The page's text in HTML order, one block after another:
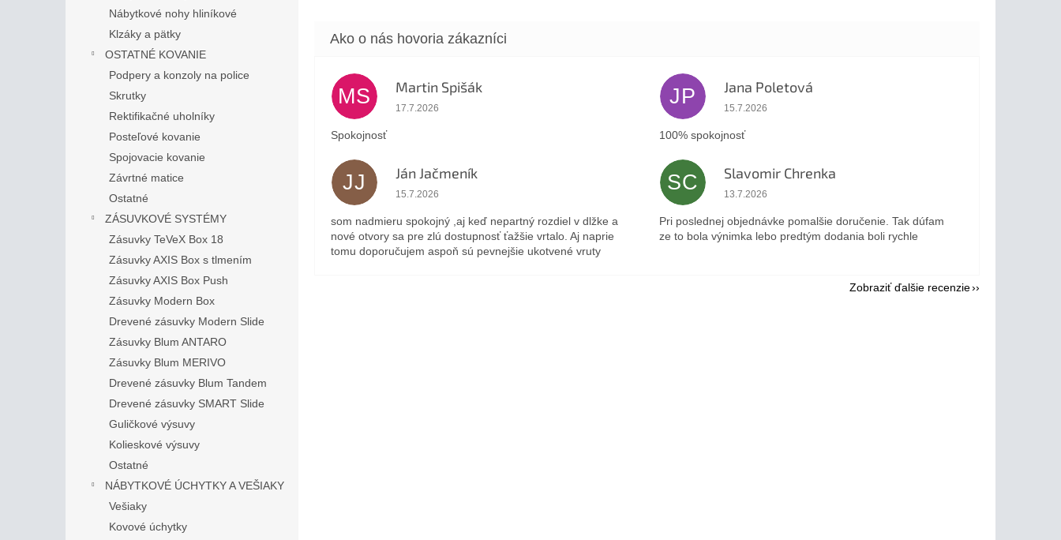
Nábytkové nohy hliníkové
Klzáky a pätky
OSTATNÉ KOVANIE
Podpery a konzoly na police
Skrutky
Rektifikačné uholníky
Posteľové kovanie
Spojovacie kovanie
Závrtné matice
Ostatné
ZÁSUVKOVÉ SYSTÉMY
Zásuvky TeVeX Box 18
Zásuvky AXIS Box s tlmením
Zásuvky AXIS Box Push
Zásuvky Modern Box
Drevené zásuvky Modern Slide
Zásuvky Blum ANTARO
Zásuvky Blum MERIVO
Drevené zásuvky Blum Tandem
Drevené zásuvky SMART Slide
Guličkové výsuvy
Kolieskové výsuvy
Ostatné
NÁBYTKOVÉ ÚCHYTKY A VEŠIAKY
Vešiaky
Kovové úchytky
MS Martin Spišák
Hodnotenie obchodu je 5 z 5 hviezdičiek.
17.7.2026
Spokojnosť
JP Jana Poletová
Hodnotenie obchodu je 5 z 5 hviezdičiek.
15.7.2026
100% spokojnosť
JJ Ján Jačmeník
Hodnotenie obchodu je 5 z 5 hviezdičiek.
15.7.2026
som nadmieru spokojný ,aj keď nepartný rozdiel v dlžke a
nové otvory sa pre zlú dostupnosť ťažšie vrtalo. Aj naprie
tomu doporučujem aspoň sú pevnejšie ukotvené vruty
SC Slavomir Chrenka
Hodnotenie obchodu je 5 z 5 hviezdičiek.
13.7.2026
Pri poslednej objednávke pomalšie doručenie. Tak dúfam
ze to bola výnimka lebo predtým dodania boli rychle
Zobraziť ďalšie recenzie